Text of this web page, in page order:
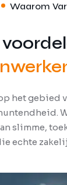
Waarom
het gebied
slimme,
echte